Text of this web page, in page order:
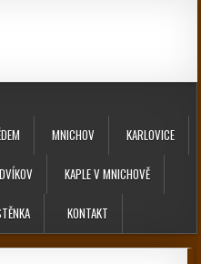
MNICHOV KARLOVICE
KAPLE V MNICHOVĚ
KONTAKT